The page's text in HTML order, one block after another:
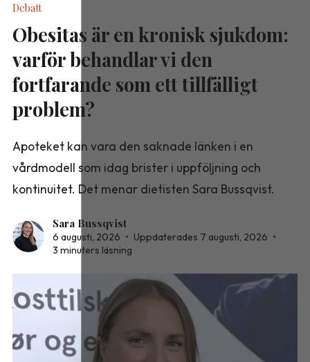
Debatt
Obesitas är en kronisk sjukdom:
varför behandlar vi den
fortfarande som ett tillfälligt
problem?
Apoteket kan vara den saknade länken i en
vårdmodell som idag brister i uppföljning och
kontinuitet. Det menar dietisten Sara Bussqvist.
Sara Bussqvist
6 augusti, 2026 • Uppdaterades 7 augusti, 2026 •
3 minuters läsning